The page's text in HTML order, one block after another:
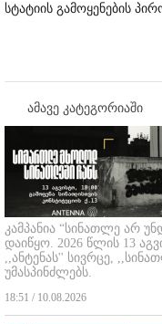
სტატიის გამოყენების
ამავე კატეგორიაში
კამპანია “სინათლე არ
დაიწყო. 2026 წლის 13
,,ანტენას'' სივრცე,
უმასპინძლებს.
18:51 / 10.08.2026